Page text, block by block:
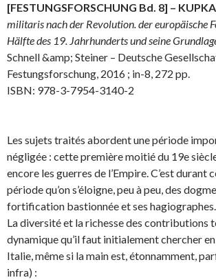
[FESTUNGSFORSCHUNG Bd. 8] –
militaris nach der Revolution. der europäische
Hälfte des 19. Jahrhunderts und seine
Schnell &amp; Steiner – Deutsche
Festungsforschung, 2016 ; in-8, 272 pp.
ISBN: 978-3-7954-3140-2
Les sujets traités abordent une période
négligée : cette première moitié du 19e
encore les guerres de l’Empire. C’est durant
période qu’on s’éloigne, peu à peu, des
fortification bastionnée et ses hagiographes.
La diversité et la richesse des contributions
dynamique qu’il faut initialement chercher
Italie, même si la main est, étonnamment,
infra) :